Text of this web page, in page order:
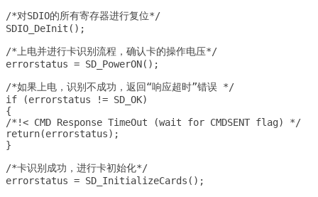
/*对SDIO的所有寄存器进行复位*/
SDIO_DeInit();
/*上电并进行卡识别流程，确认卡的操作电压*/
errorstatus = SD_PowerON();
/*如果上电，识别不成功，返回“响应超时”错误 */
if (errorstatus != SD_OK)
{
/*!< CMD Response TimeOut (wait for CMDSENT flag) */
return(errorstatus);
}
/*卡识别成功，进行卡初始化*/
errorstatus = SD_InitializeCards();